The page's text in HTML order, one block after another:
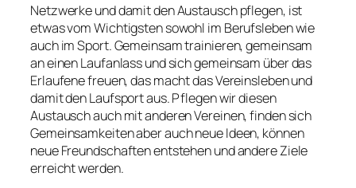
Netzwerke und damit den Austausch pflegen, ist
etwas vom Wichtigsten sowohl im Berufsleben wie
auch im Sport. Gemeinsam trainieren, gemeinsam
an einen Laufanlass und sich gemeinsam über das
Erlaufene freuen, das macht das Vereinsleben und
damit den Laufsport aus. Pflegen wir diesen
Austausch auch mit anderen Vereinen, finden sich
Gemeinsamkeiten aber auch neue Ideen, können
neue Freundschaften entstehen und andere Ziele
erreicht werden.